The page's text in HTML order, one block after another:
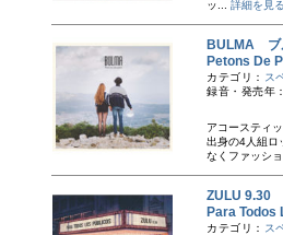
ッ... 詳細を見
BULMA ブ
Petons
カテゴリ： ス
録音・発売年
アコースティ
出身の4人組ロ
なくファッシ
ZULU 9.30
Para
カテゴリ： ス